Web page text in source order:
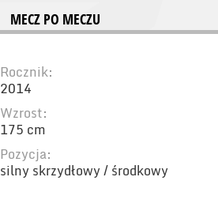
MECZ PO MECZU
Rocznik:
2014
Wzrost:
175 cm
Pozycja:
silny skrzydłowy / środkowy